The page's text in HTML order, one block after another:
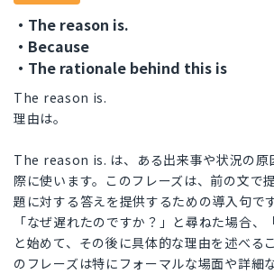
・The reason is.
・Because
・The rationale behind this is
The reason is.
理由は。
The reason is. は、ある出来事や状況の原
際に使います。このフレーズは、前の文で
題に対する答えを提供するための導入句で
「なぜ遅れたのですか？」と尋ねた場合、
と始めて、その後に具体的な理由を述べる
のフレーズは特にフォーマルな場面や詳細